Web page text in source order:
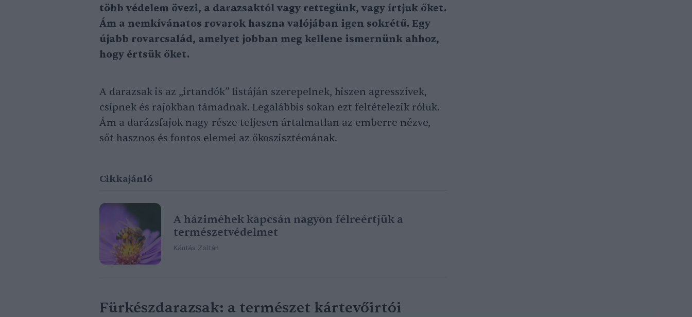
több védelem övezi, a darazsaktól vagy rettegünk, vagy írtjuk őket.
Ám a nemkívánatos rovarok haszna valójában igen sokrétű. Egy
újabb rovarcsalád, amelyet jobban meg kellene ismernünk ahhoz,
hogy értsük őket.
A darazsak is az „irtandók” listáján szerepelnek, hiszen agresszívek,
csípnek és rajokban támadnak. Legalábbis sokan ezt feltételezik róluk.
Ám a darázsfajok nagy része teljesen ártalmatlan az emberre nézve,
sőt hasznos és fontos elemei az ökoszisztémának.
Cikkajánló
A háziméhek kapcsán nagyon félreértjük a
természetvédelmet
Kántás Zoltán
Fürkészdarazsak: a természet kártevőirtói